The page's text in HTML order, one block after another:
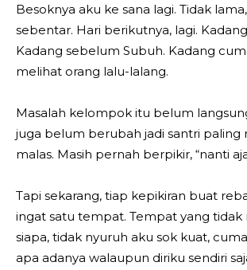
Besoknya aku ke sana lagi. Tidak
sebentar. Hari berikutnya, lagi.
Kadang sebelum Subuh. Kadang
melihat orang lalu-lalang.
Masalah kelompok itu belum
juga belum berubah jadi santri paling
malas. Masih pernah berpikir, “nanti
Tapi sekarang, tiap kepikiran buat
ingat satu tempat. Tempat yang tidak
siapa, tidak nyuruh aku sok kuat,
apa adanya walaupun diriku sendiri